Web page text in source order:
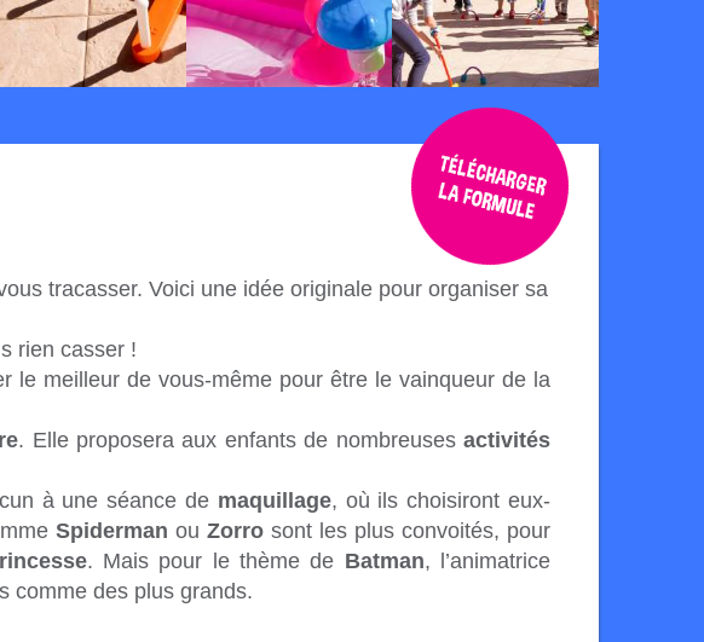
tracasser. Voici une idée originale pour organiser sa
rien casser !
le meilleur de vous-même pour être le vainqueur de la
. Elle proposera aux enfants de nombreusesactivités
à une séance de maquillage, où ils choisiront eux-
Spiderman ou Zorro sont les plus convoités, pour
. Mais pour le thème de Batman, l’animatrice
comme des plus grands.